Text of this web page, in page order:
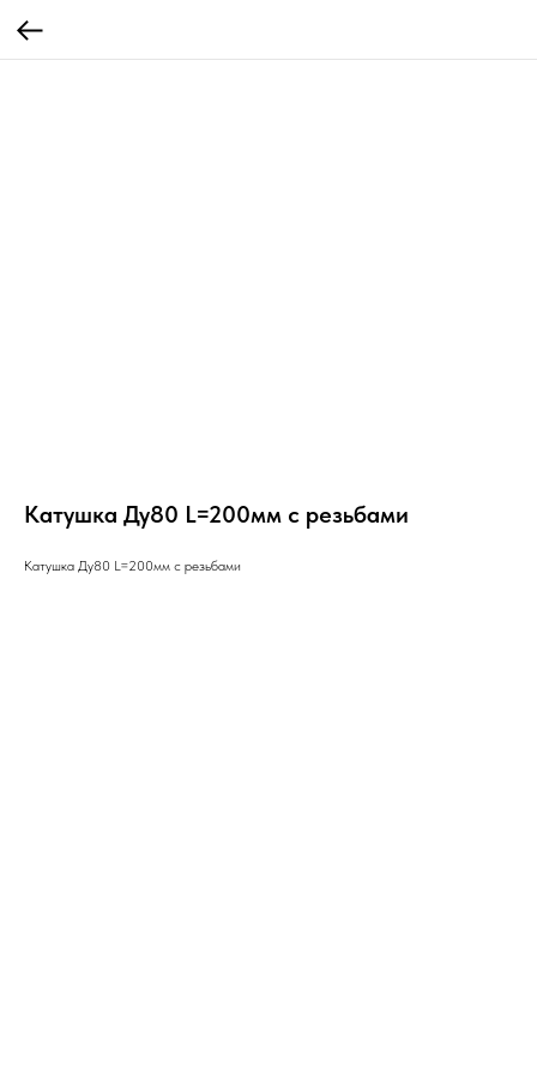
Катушка Ду80 L=200мм с резьбами
Катушка Ду80 L=200мм с резьбами